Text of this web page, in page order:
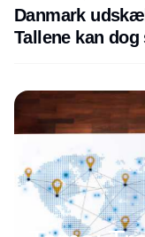
Danmark
Tallene kan dog